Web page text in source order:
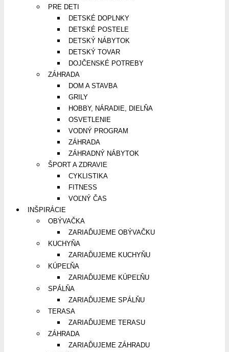
PRE DETI
DETSKÉ DOPLNKY
DETSKÉ POSTELE
DETSKÝ NÁBYTOK
DETSKÝ TOVAR
DOJČENSKÉ POTREBY
ZÁHRADA
DOM A STAVBA
GRILY
HOBBY, NÁRADIE, DIELŇA
OSVETLENIE
VODNÝ PROGRAM
ZÁHRADA
ZÁHRADNÝ NÁBYTOK
ŠPORT A ZDRAVIE
CYKLISTIKA
FITNESS
VOĽNÝ ČAS
INŠPIRÁCIE
OBÝVAČKA
ZARIAĎUJEME OBÝVAČKU
KUCHYŇA
ZARIAĎUJEME KUCHYŇU
KÚPEĽŇA
ZARIAĎUJEME KÚPEĽŇU
SPÁLŇA
ZARIAĎUJEME SPÁLŇU
TERASA
ZARIAĎUJEME TERASU
ZÁHRADA
ZARIAĎUJEME ZÁHRADU